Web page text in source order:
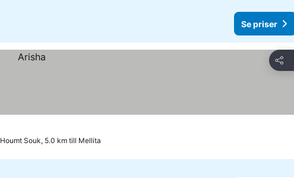
Se priser
Dela
Houmt Souk, 5.0 km till Mellita